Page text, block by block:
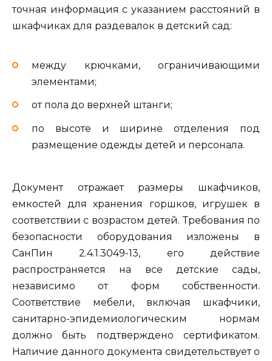
точная информация с указанием расстояний в
шкафчиках для раздевалок в детский сад:
между крючками, ограничивающими
элементами;
от пола до верхней штанги;
по высоте и ширине отделения под
размещение одежды детей и персонала.
Документ отражает размеры шкафчиков,
емкостей для хранения горшков, игрушек в
соответствии с возрастом детей. Требования по
безопасности оборудования изложены в
СанПин 2.4.1.3049-13, его действие
распространяется на все детские сады,
независимо от форм собственности.
Соответствие мебели, включая шкафчики,
санитарно-эпидемиологическим нормам
должно быть подтверждено сертификатом.
Наличие данного документа свидетельствует о